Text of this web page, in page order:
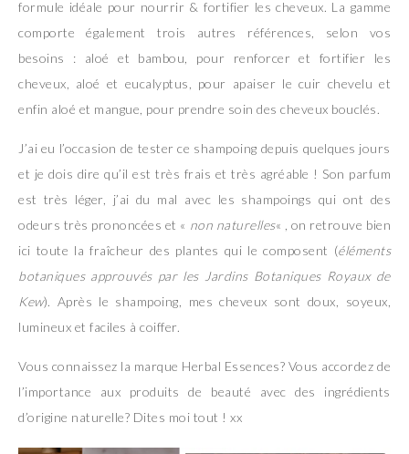
formule idéale pour nourrir & fortifier les cheveux. La gamme
comporte également trois autres références, selon vos
besoins : aloé et bambou, pour renforcer et fortifier les
cheveux, aloé et eucalyptus, pour apaiser le cuir chevelu et
enfin aloé et mangue, pour prendre soin des cheveux bouclés.
J’ai eu l’occasion de tester ce shampoing depuis quelques jours
et je dois dire qu’il est très frais et très agréable ! Son parfum
est très léger, j’ai du mal avec les shampoings qui ont des
odeurs très prononcées et « non naturelles« , on retrouve bien
ici toute la fraîcheur des plantes qui le composent (éléments
botaniques approuvés par les Jardins Botaniques Royaux de
Kew). Après le shampoing, mes cheveux sont doux, soyeux,
lumineux et faciles à coiffer.
Vous connaissez la marque Herbal Essences? Vous accordez de
l’importance aux produits de beauté avec des ingrédients
d’origine naturelle? Dites moi tout ! xx